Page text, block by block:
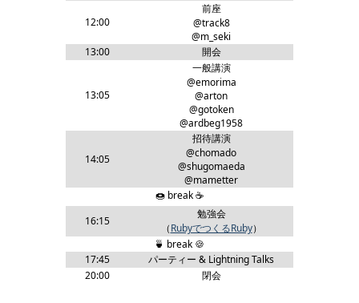
12:00
前座
@track8
@m_seki
13:00
開会
13:05
一般講演
@emorima
@arton
@gotoken
@ardbeg1958
14:05
招待講演
@chomado
@shugomaeda
@mametter
🍩 break ☕
16:15
勉強会
（RubyでつくるRuby）
🍵 break 🍪
17:45
パーティー & Lightning Talks
20:00
閉会